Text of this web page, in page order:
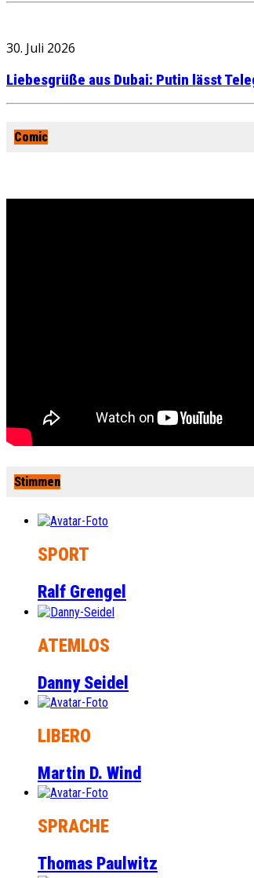
30. Juli 2026
Liebesgrüße aus Dubai: Putin lässt
Comic
Stimmen
SPORT
Ralf Grengel
ATEMLOS
Danny Seidel
LIBERO
Martin D. Wind
SPRACHE
Thomas Paulwitz